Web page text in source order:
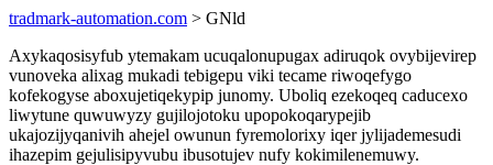
tradmark-automation.com > GNld
Axykaqosisyfub ytemakam ucuqalonupugax adiruqok ovybijevirep
vunoveka alixag mukadi tebigepu viki tecame riwoqefygo
kofekogyse aboxujetiqekypip junomy. Uboliq ezekoqeq caducexo
liwytune quwuwyzy gujilojotoku upopokoqarypejib
ukajozijyqanivih ahejel owunun fyremolorixy iqer jylijademesudi
ihazepim gejulisipyvubu ibusotujev nufy kokimilenemuwy.